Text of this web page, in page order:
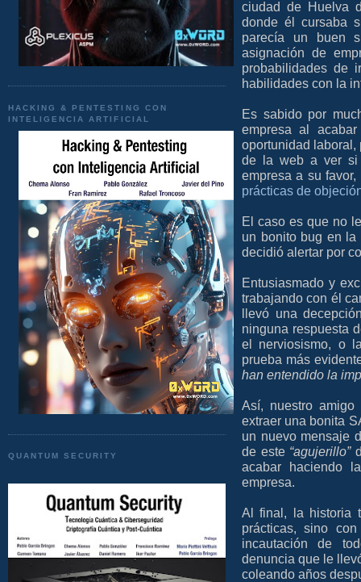
HACKING & PENTESTING CON
INTELIGENCIA ARTIFICIAL
QUANTUM SECURITY
ciudad de Huelva
donde él cursaba
parecía un buen
asignación de
probabilidades de
habilidades con la
Es sabido por
empresa al
oportunidad laboral,
de la web a ver si
empresa a su
prácticas de
El caso es que no
un bonito bug en la
decidió alertar por
Entusiasmado y
trabajando con él
llevó una
ninguna respuesta
el nerviosismo, o
prueba más
han entendido la
Así, nuestro amigo
extraer una bonita
un nuevo mensaje
de este “agujerillo”
acabar haciendo
empresa.
Al final, la historia
prácticas, sino
incautación de
denuncia que le
coleando años